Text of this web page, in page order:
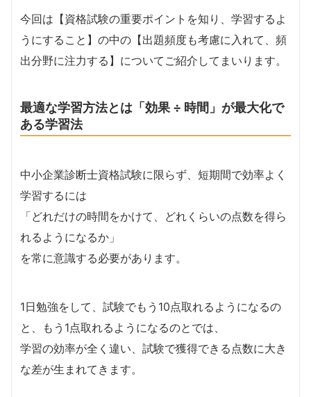
今回は【資格試験の重要ポイントを知り、学習するよ
うにすること】の中の【出題頻度も考慮に入れて、頻
出分野に注力する】についてご紹介してまいります。
最適な学習方法とは「効果 ÷ 時間」が最大化で
ある学習法
中小企業診断士資格試験に限らず、短期間で効率よく
学習するには
「どれだけの時間をかけて、どれくらいの点数を得ら
れるようになるか」
を常に意識する必要があります。
1日勉強をして、試験でもう10点取れるようになるの
と、もう1点取れるようになるのとでは、
学習の効率が全く違い、試験で獲得できる点数に大き
な差が生まれてきます。